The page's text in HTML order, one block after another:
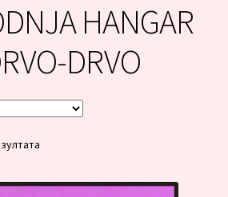
HANGAR
DRVO
Сортирано